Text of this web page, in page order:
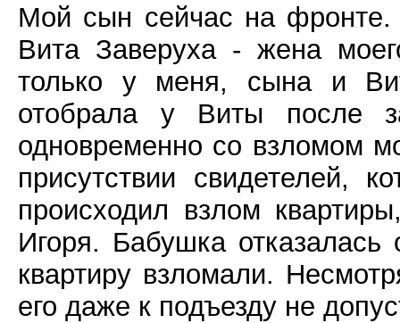
Мой сын сейчас на
Вита Заверуха - жена
только у меня, сына и
отобрала у Виты после
одновременно со взломом
присутствии свидетелей,
происходил взлом
Игоря. Бабушка отказалась
квартиру взломали.
его даже к подъезду не